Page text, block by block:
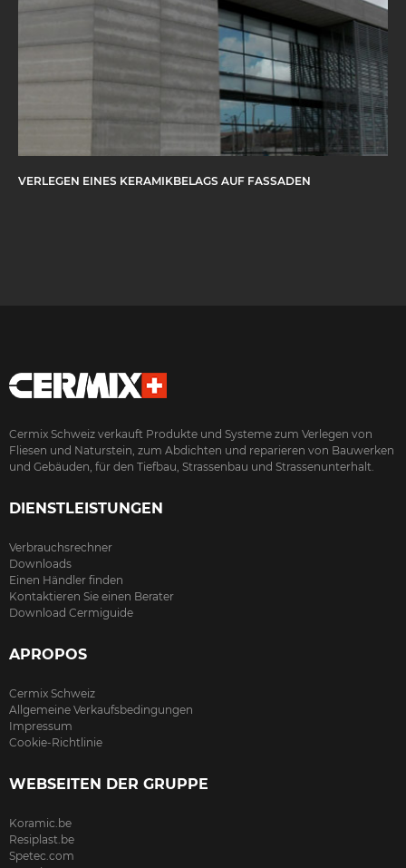
VERLEGEN EINES KERAMIKBELAGS AUF FASSADEN
Cermix Schweiz verkauft Produkte und Systeme zum Verlegen von
Fliesen und Naturstein, zum Abdichten und reparieren von Bauwerken
und Gebäuden, für den Tiefbau, Strassenbau und Strassenunterhalt.
DIENSTLEISTUNGEN
Verbrauchsrechner
Downloads
Einen Händler finden
Kontaktieren Sie einen Berater
Download Cermiguide
APROPOS
Cermix Schweiz
Allgemeine Verkaufsbedingungen
Impressum
Cookie-Richtlinie
WEBSEITEN DER GRUPPE
Koramic.be
Resiplast.be
Spetec.com